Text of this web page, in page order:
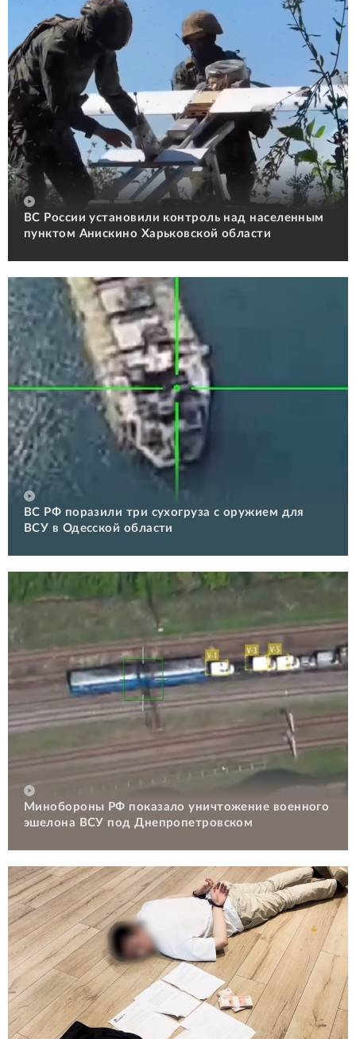
ВС России установили контроль над населенным
пунктом Анискино Харьковской области
ВС РФ поразили три сухогруза с оружием для
ВСУ в Одесской области
Минобороны РФ показало уничтожение военного
эшелона ВСУ под Днепропетровском